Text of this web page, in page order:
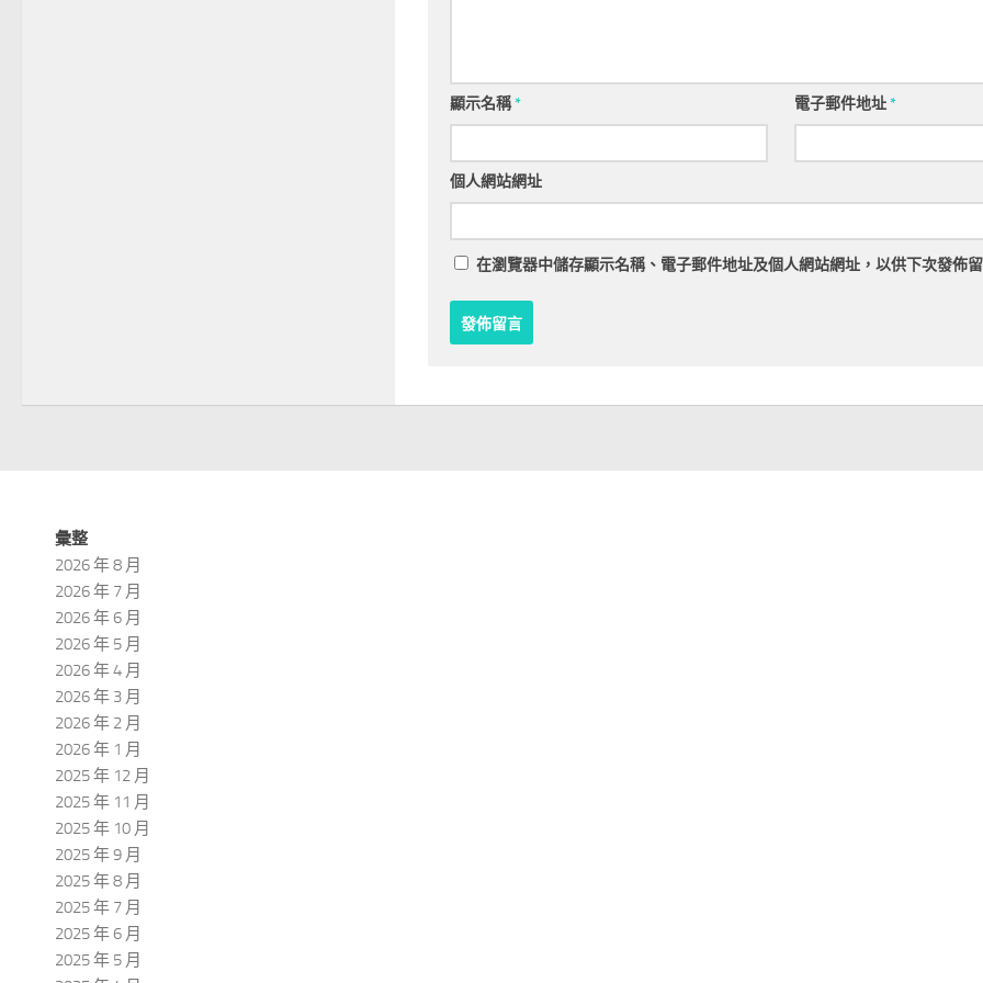
顯示名稱* 電子郵件地址*
個人網站網址
在瀏覽器中儲存顯示名稱、電子郵件地址及個人網站網址，以供下次發佈
彙整
2026 年 8 月
2026 年 7 月
2026 年 6 月
2026 年 5 月
2026 年 4 月
2026 年 3 月
2026 年 2 月
2026 年 1 月
2025 年 12 月
2025 年 11 月
2025 年 10 月
2025 年 9 月
2025 年 8 月
2025 年 7 月
2025 年 6 月
2025 年 5 月